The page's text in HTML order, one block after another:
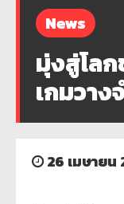
News
มุ่งสู่โลก
เกมวา
26 เมษายน